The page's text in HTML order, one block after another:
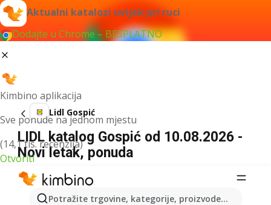
Aktualni katalozi uvijek pri ruci
Dodajte u Chrome – BESPLATNO
Kimbino aplikacija
Sve ponude na jednom mjestu
(14,1 tis. recenzija)
Otvoriti
Potražite trgovine, kategorije, proizvode...
Lidl Gospić
LIDL katalog Gospić od 10.08.2026 -
Novi letak, ponuda